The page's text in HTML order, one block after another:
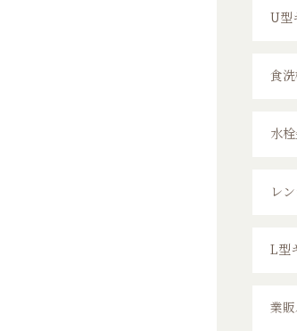
U型
食
水
レ
L型
業